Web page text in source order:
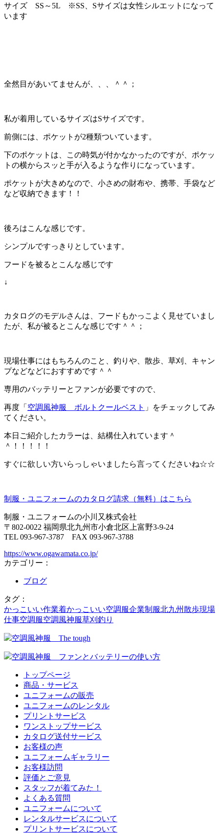
サイズ SS～5L ※SS、Sサイズは女性シルエットになって
います
全然目があいてませんが、、、＾＾；
私が着用しているサイズはSサイズです。
前側には、ポケットが2種類ついています。
下のポケットは、この時気が付かなかったのですが、ポケッ
トの横からスッと手が入るような作りになっています。
ポケットが大きめなので、小さめの財布や、携帯、手袋など
など収納できます！！
後ろはこんな感じです。
シンプルですっきりとしています。
フードを被るとこんな感じです
↓
カタログのモデルさんは、フードもかっこよく見せていまし
たが、私が被るとこんな感じです＾＾；
現場仕事にはもちろんのこと、釣りや、散歩、草刈、キャン
プなどなどにおすすめです＾＾
専用のバッテリーとファンが必要ですので、
再度「 空調風神服 ボルトクールベスト 」をチェックしてみ
てください。
本日ご紹介したカラーは、結構仕入れています＾
＾！！！！！
すぐに欲しい方いらっしゃいましたら言ってくださいね☆☆
制服・ユニフォームのカタログ請求（無料）はこちら
制服・ユニフォームの小川又株式会社
〒802-0022 福岡県北九州市小倉北区上富野3-9-24
TEL 093-967-3787 FAX 093-967-3788
https://www.ogawamata.co.jp/
カテゴリー：
ブログ
タグ：
かっこいい作業着かっこいい空調服企業制服北九州散歩現場
仕事空調服空調風神服草刈 釣り
空調風神服 The tough
空調風神服 ファンとバッテリーの使い方
トップページ
商品・サービス
ユニフォームの販売
ユニフォームのレンタル
プリントサービス
ワンストップサービス
カタログ送付サービス
お客様の声
ユニフォームギャラリー
お客様訪問
評価とご意見
スタッフが着てみた！
よくある質問
ユニフォームについて
レンタルサービスについて
プリントサービスについて